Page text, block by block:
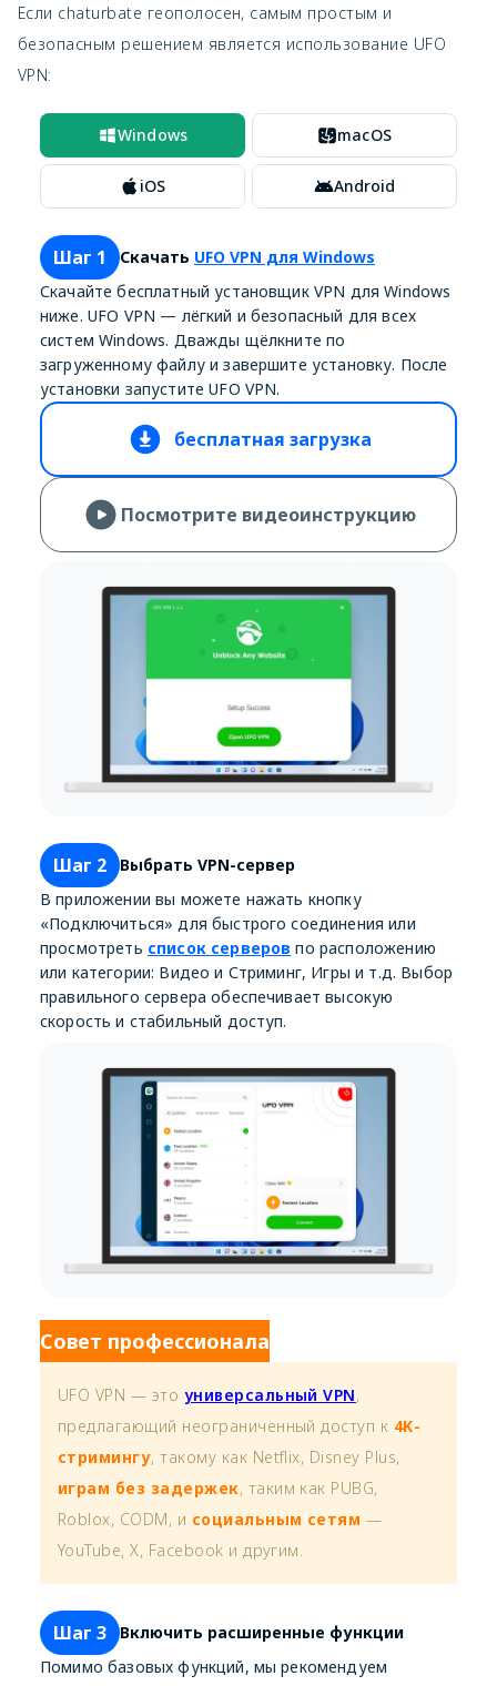
Если chaturbate геополосен, самым простым и
безопасным решением является использование UFO
VPN:
Windows macOS
iOS Android
Шаг 1 Скачать UFO VPN для Windows
Скачайте бесплатный установщик VPN для Windows
ниже. UFO VPN — лёгкий и безопасный для всех
систем Windows. Дважды щёлкните по
загруженному файлу и завершите установку. После
установки запустите UFO VPN.
бесплатная загрузка
Посмотрите видеоинструкцию
Шаг 2
Выбрать VPN-сервер
В приложении вы можете нажать кнопку
«Подключиться» для быстрого соединения или
просмотреть список серверов по расположению
или категории: Видео и Стриминг, Игры и т.д. Выбор
правильного сервера обеспечивает высокую
скорость и стабильный доступ.
Совет профессионала
UFO VPN — это универсальный VPN,
предлагающий неограниченный доступ к 4K-
стримингу, такому как Netflix, Disney Plus,
играм без задержек, таким как PUBG,
Roblox, CODM, и социальным сетям —
YouTube, X, Facebook и другим.
Шаг 3
Включить расширенные функции
Помимо базовых функций, мы рекомендуем